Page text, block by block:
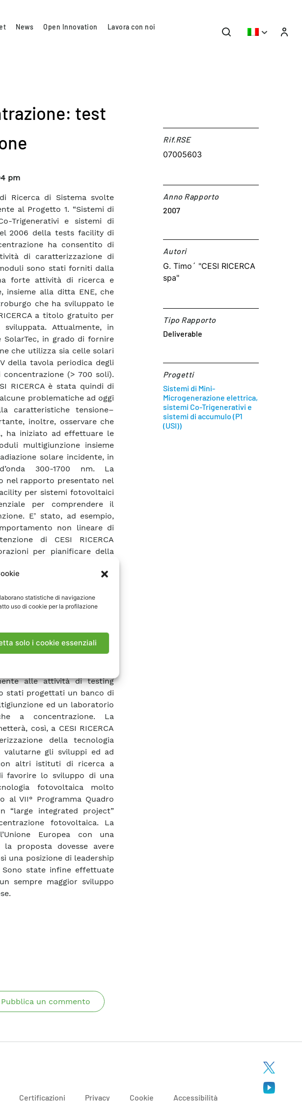
statistiche di navigazione
uso di cookie per la profilazione
solo i cookie essenziali
News Open Innovation Lavora con noi
test
pm
Ricerca di Sistema svolte
al Progetto 1. “Sistemi di
Trigenerativi e sistemi di
2006 della tests facility di
ha consentito di
di caratterizzazione di
sono stati forniti dalla
forte attività di ricerca e
insieme alla ditta ENE, che
che ha sviluppato le
a titolo gratuito per
Attualmente, in
in grado di fornire
che utilizza sia celle solari
della tavola periodica degli
(> 700 soli).
RICERCA è stata quindi di
problematiche ad oggi
caratteristiche tensione–
inoltre, osservare che
ha iniziato ad effettuare le
multigiunzione insieme
solare incidente, in
300-1700 nm. La
nel rapporto presentato nel
per sistemi fotovoltaici
per comprendere il
E’ stato, ad esempio,
non lineare di
di CESI RICERCA
per pianificare della
radiazione incidente a
outdoor sui moduli a
dell’inseguitore solare e
da SolarTec, ENE e lo
sui moduli, le celle e i
i valori dell’efficienza ottica
prodotte dalle celle
caratterizzazione indoor.
completa della tecnologia
alle attività di testing
stati progettati un banco di
ed un laboratorio
a concentrazione. La
così, a CESI RICERCA
della tecnologia
valutarne gli sviluppi ed ad
altri istituti di ricerca a
favorire lo sviluppo di una
fotovoltaica molto
al VII° Programma Quadro
“large integrated project”
fotovoltaica. La
Europea con una
proposta dovesse avere
una posizione di leadership
state infine effettuate
sempre maggior sviluppo
Rif.RSE​
07005603
Anno Rapporto
2007
Autori​
G. Timo´ "CESI RICERCA
spa"
Tipo Rapporto
Deliverable
Progetti
Sistemi di Mini-
Microgenerazione elettrica,
sistemi Co-Trigenerativi e
sistemi di accumulo (P1
(USI))
Pubblica un commento
Certificazioni Privacy Cookie Accessibilità